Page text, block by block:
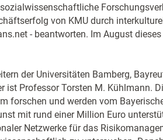
von KMU durch
- beantworten. Im August
der Universitäten Bamberg,
ist Professor Torsten M. Kühlmann.
forschen und werden vom
mit rund einer Million Euro
Netzwerke für das